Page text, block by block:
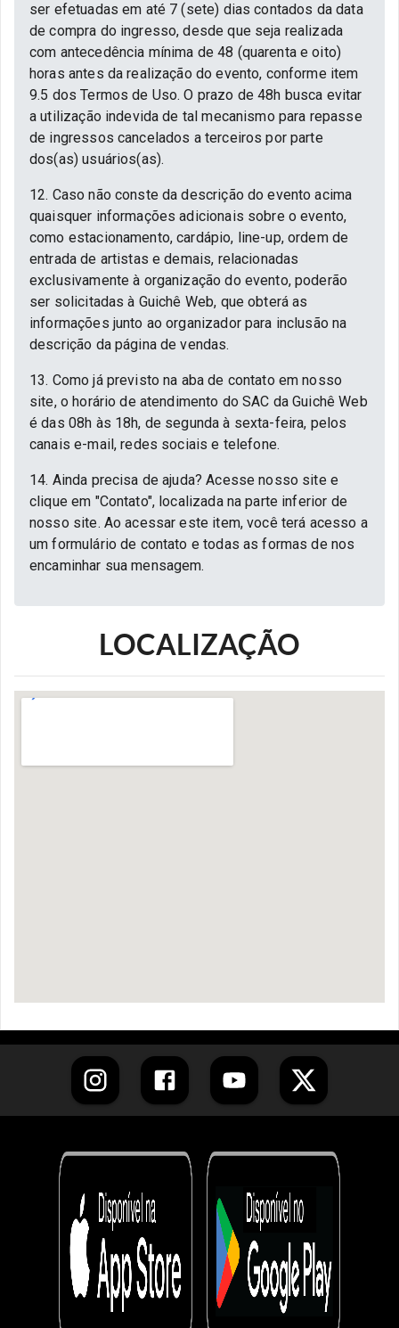
ser efetuadas em até 7 (sete) dias contados da data
de compra do ingresso, desde que seja realizada
com antecedência mínima de 48 (quarenta e oito)
horas antes da realização do evento, conforme item
9.5 dos Termos de Uso. O prazo de 48h busca evitar
a utilização indevida de tal mecanismo para repasse
de ingressos cancelados a terceiros por parte
dos(as) usuários(as).
12. Caso não conste da descrição do evento acima
quaisquer informações adicionais sobre o evento,
como estacionamento, cardápio, line-up, ordem de
entrada de artistas e demais, relacionadas
exclusivamente à organização do evento, poderão
ser solicitadas à Guichê Web, que obterá as
informações junto ao organizador para inclusão na
descrição da página de vendas.
13. Como já previsto na aba de contato em nosso
site, o horário de atendimento do SAC da Guichê Web
é das 08h às 18h, de segunda à sexta-feira, pelos
canais e-mail, redes sociais e telefone.
14. Ainda precisa de ajuda? Acesse nosso site e
clique em "Contato", localizada na parte inferior de
nosso site. Ao acessar este item, você terá acesso a
um formulário de contato e todas as formas de nos
encaminhar sua mensagem.
LOCALIZAÇÃO